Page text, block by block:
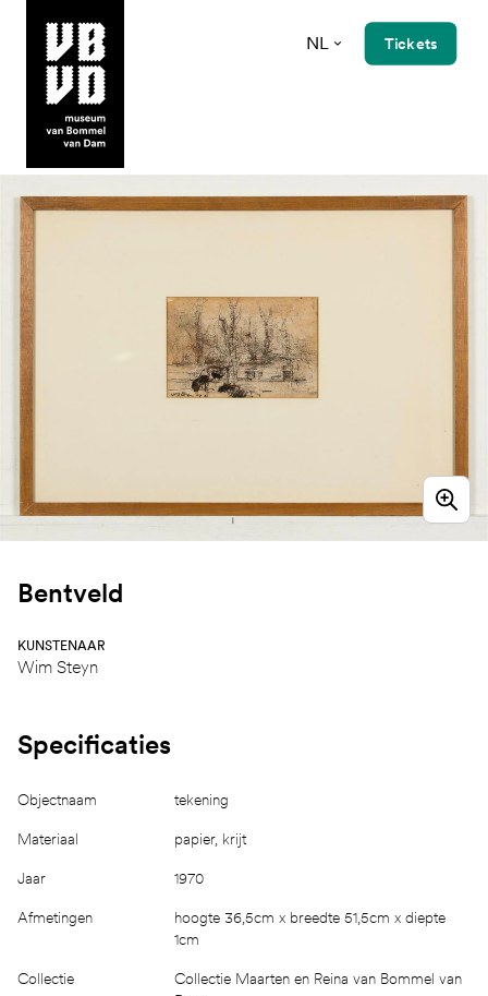
museum van Bommel van Dam
NL Tickets
Bentveld
KUNSTENAAR
Wim Steyn
Specificaties
Objectnaam tekening
Materiaal papier, krijt
Jaar 1970
Afmetingen
hoogte 36,5cm x breedte 51,5cm x diepte
1cm
Collectie
Collectie Maarten en Reina van Bommel van